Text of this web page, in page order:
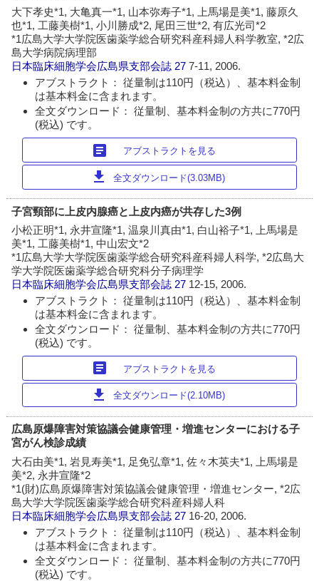
大下孝史*1, 大亀真一*1, 山本弥寿子*1, 上馬場是美*1, 藤原久
也*1, 工藤美樹*1, 小川勝成*2, 尾田三世*2, 有広光司*2
*1広島大学大学院医歯薬学総合研究科産科婦人科学教室, *2広
島大学病院病理部
日本臨床細胞学会広島県支部会誌 277-11, 2006.
アブストラクト： 従量制は110円（税込）、基本料金制
は基本料金に含まれます。
全文ダウンロード： 従量制、基本料金制の方共に770円
(税込) です。
article アブストラクトを見る
download 全文ダウンロード(3.03MB)
子宮頸部に上皮内腺癌と上皮内癌が共存した3例
小松正明*1, 永井宣隆*1, 温泉川真由*1, 白山裕子*1, 上馬場是
美*1, 工藤美樹*1, 中山宏文*2
*1広島大学大学院医歯薬学総合研究科産科婦人科学, *2広島大
学大学院医歯薬学総合研究科分子病理学
日本臨床細胞学会広島県支部会誌 27 12-15, 2006.
アブストラクト： 従量制は110円（税込）、基本料金制
は基本料金に含まれます。
全文ダウンロード： 従量制、基本料金制の方共に770円
(税込) です。
article アブストラクトを見る
download 全文ダウンロード(2.10MB)
広島原爆障害対策協議会健康管理・増進センターにおける子
宮がん検診成績
大石由美*1, 岩見寿美*1, 足免弘章*1, 佐々木英夫*1, 上馬場是
美*2, 永井宣隆*2
*1(財)広島原爆障害対策協議会健康管理・増進センター, *2広
島大学大学院医歯薬学総合研究科産科婦人科
日本臨床細胞学会広島県支部会誌 27 16-20, 2006.
アブストラクト： 従量制は110円（税込）、基本料金制
は基本料金に含まれます。
全文ダウンロード： 従量制、基本料金制の方共に770円
(税込) です。